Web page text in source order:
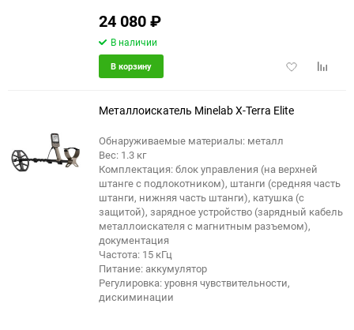
24 080₽
В наличии
Добавить
В корзину
Металлоискатель Minelab X-Terra Elite
Обнаруживаемые материалы: металл
Вес: 1.3 кг
Комплектация: блок управления (на верхней
штанге с подлокотником), штанги (средняя часть
штанги, нижняя часть штанги), катушка (с
защитой), зарядное устройство (зарядный кабель
металлоискателя с магнитным разъемом),
документация
Частота: 15 кГц
Питание: аккумулятор
Регулировка: уровня чувствительности,
дискиминации